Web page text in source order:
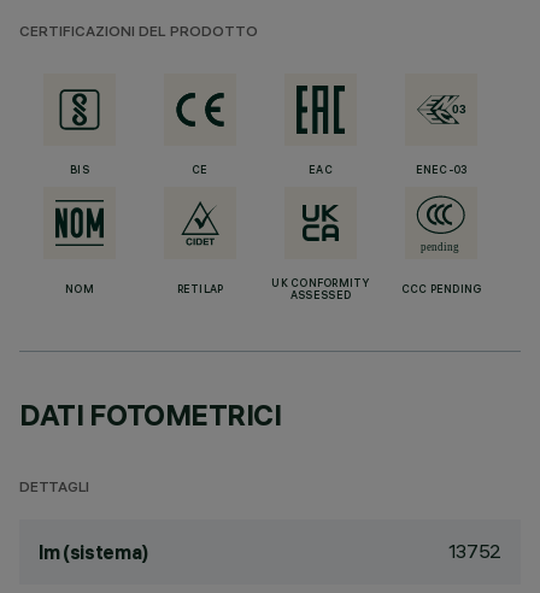
CERTIFICAZIONI DEL PRODOTTO
BIS CE EAC ENEC-03
NOM RETILAP
UK CONFORMITY
ASSESSED
CCC PENDING
DATI FOTOMETRICI
DETTAGLI
lm (sistema) 13752